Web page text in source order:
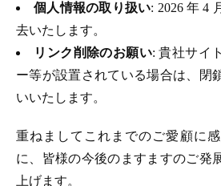
個人情報の取り扱い: 2026 年 4
去いたします。
リンク削除のお願い: 貴社サイ
ー等が設置されている場合は、閉
いいたします。
重ねましてこれまでのご愛顧に
に、皆様の今後のますますのご発
上げます。